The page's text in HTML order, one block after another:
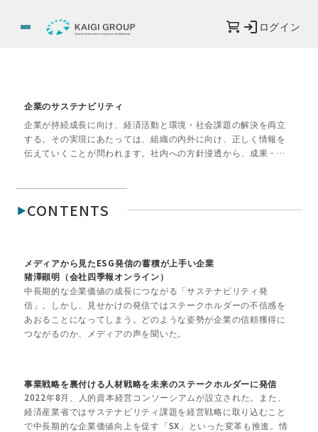
ログイン
企業のサステナビリティ
企業が持続成長に向け、経済活動と環境・社会課題の解決を両立
する。その実現にあたっては、組織の内外に向け、正しく情報を
伝えていくことが問われます。社内への方針浸透から、成果・課
CONTENTS
メディアから見たESG発信の蓄積が上手い企業
猪澤顕明（会社四季報オンライン）
中長期的な企業価値の成長につながる「サステナビリティ発
信」。しかし、見せかけの発信ではステークホルダーの不信感を
あおることになってしまう。どのような姿勢が企業の信頼獲得に
つながるのか、メディアの声を聞いた。
事業戦略を裏付ける人材戦略を未来のステークホルダーに発信
2022年8月、人的資本経営コンソーシアムが設立された。また、
経済産業省ではサステナビリティ課題を経営戦略に取り込むこと
で中長期的な企業価値向上を促す「SX」といった変革も推進。情